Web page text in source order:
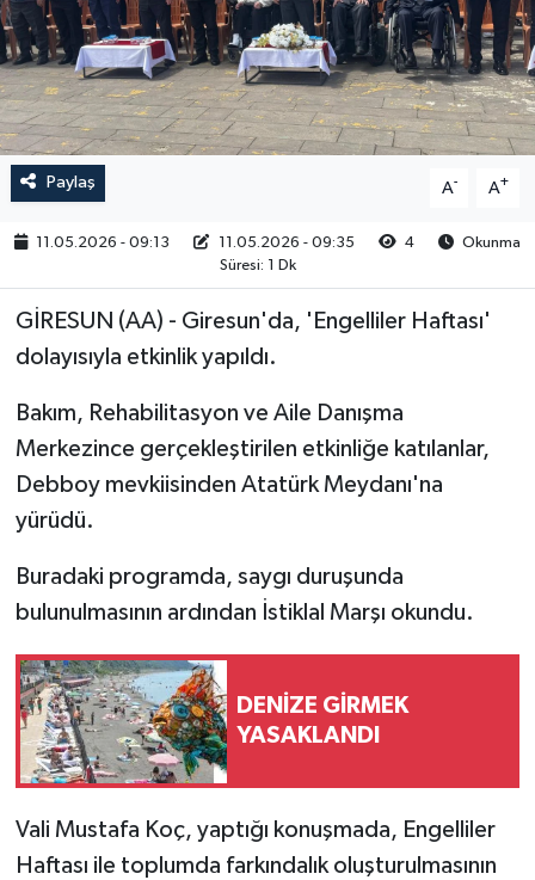
Paylaş A- A+
11.05.2026 - 09:13 11.05.2026 - 09:35 4
Okunma
Süresi: 1 Dk
GİRESUN (AA) - Giresun'da, 'Engelliler Haftası'
dolayısıyla etkinlik yapıldı.
Bakım, Rehabilitasyon ve Aile Danışma
Merkezince gerçekleştirilen etkinliğe katılanlar,
Debboy mevkiisinden Atatürk Meydanı'na
yürüdü.
Buradaki programda, saygı duruşunda
bulunulmasının ardından İstiklal Marşı okundu.
DENİZE GİRMEK
YASAKLANDI
Vali Mustafa Koç, yaptığı konuşmada, Engelliler
Haftası ile toplumda farkındalık oluşturulmasının
RESMİ İLAN